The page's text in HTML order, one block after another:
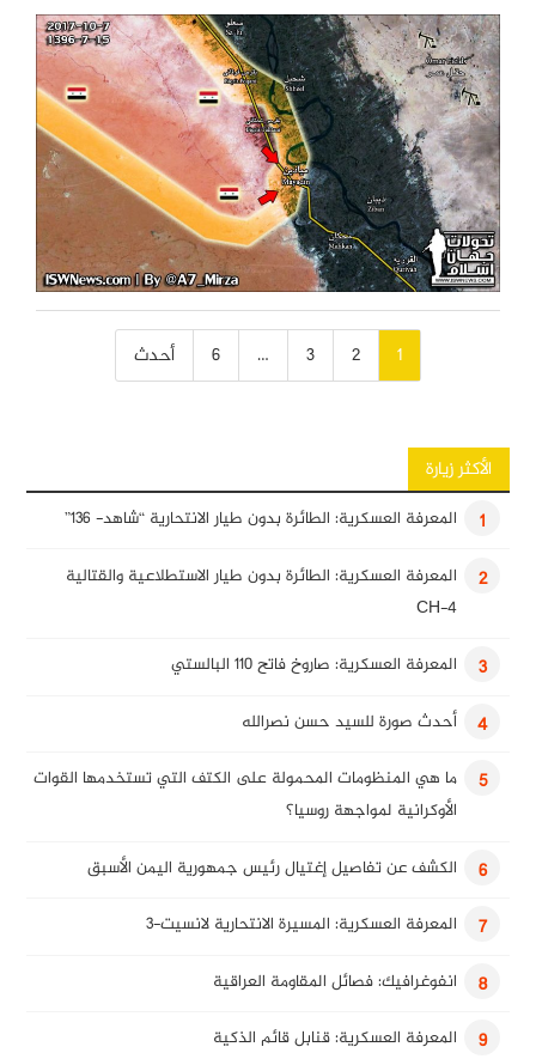
المقالات 1
2
3
…
6 أحدث
الأكثر زيارة
1
المعرفة العسكرية: الطائرة بدون طيار الانتحارية “شاهد- 136”
2
المعرفة العسكرية: الطائرة بدون طيار الاستطلاعية والقتالية
CH-4
3 المعرفة العسكرية: صاروخ فاتح 110 البالستي
4 أحدث صورة للسيد حسن نصرالله
5
ما هي المنظومات المحمولة على الكتف التي تستخدمها القوات
الأوكرانية لمواجهة روسيا؟
6 الكشف عن تفاصيل إغتيال رئيس جمهورية اليمن الأسبق
7 المعرفة العسكرية: المسيرة الانتحارية لانسيت-3
8 انفوغرافيك: فصائل المقاومة العراقية
9 المعرفة العسكرية: قنابل قائم الذكية